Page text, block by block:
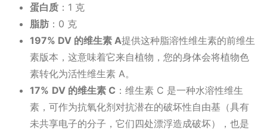
蛋白质 ：1 克
脂肪 ：0 克
197% DV 的维生素 A提供这种脂溶性维生素的前维生
素版本，这意味着它来自植物，您的身体会将植物色
素转化为活性维生素 A。
17% DV 的维生素 C ：维生素 C 是一种水溶性维生
素，可作为抗氧化剂对抗潜在的破坏性自由基（具有
未共享电子的分子，它们四处漂浮造成破坏），也是